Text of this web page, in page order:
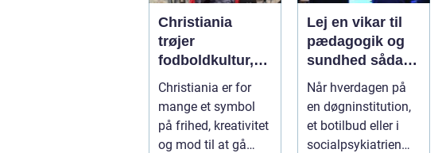
Christiania
trøjer
fodboldkultur,
frihed og fanstil
Christiania er for
mange et symbol
på frihed, kreativitet
og mod til at gå
Lej en vikar til
pædagogik og
sundhed sådan
får du den rette
hjælp
Når hverdagen på
en døgninstitution,
et botilbud eller i
socialpsykiatrien